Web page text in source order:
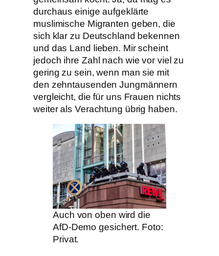
durchaus einige aufgeklärte
muslimische Migranten geben, die
sich klar zu Deutschland bekennen
und das Land lieben. Mir scheint
jedoch ihre Zahl nach wie vor viel zu
gering zu sein, wenn man sie mit
den zehntausenden Jungmännern
vergleicht, die für uns Frauen nichts
weiter als Verachtung übrig haben.
Auch von oben wird die
AfD-Demo gesichert. Foto:
Privat.